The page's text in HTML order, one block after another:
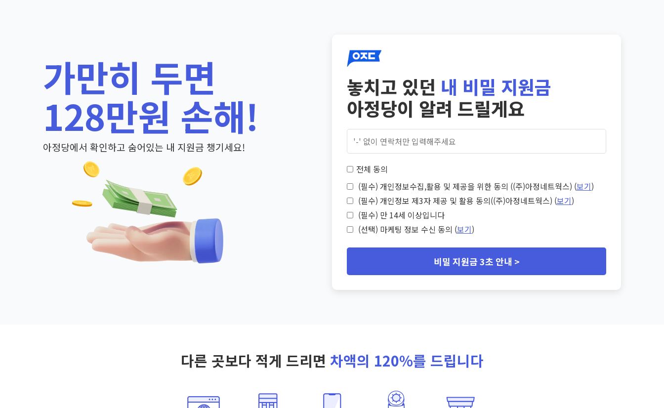
가만히 두면
128만원 손해!
아정당에서 확인하고 숨어있는 내 지원금 챙기세요!
놓치고 있던 내 비밀 지원금
아정당이 알려 드릴게요
전체 동의
(필수) 개인정보수집,활용 및 제공을 위한 동의 ((주)아정네트웍스) (보기)
(필수) 개인정보 제3자 제공 및 활용 동의((주)아정네트웍스) (보기)
(필수) 만 14세 이상입니다
(선택) 마케팅 정보 수신 동의 (보기)
비밀 지원금 3초 안내 >
다른 곳보다 적게 드리면 차액의 120%를 드립니다